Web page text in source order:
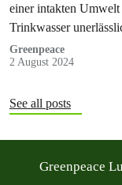
einer intakten
Trinkwasser
fossile
Greenpeace
2 August 2024
See all posts
Greenpeace